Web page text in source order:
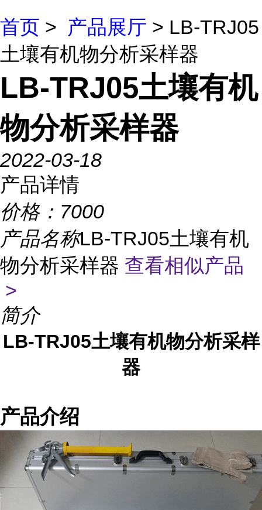
首页 > 产品展厅 > LB-TRJ05
土壤有机物分析采样器
LB-TRJ05土壤有机
物分析采样器
2022-03-18
产品详情
价格： 7000
产品名称LB-TRJ05土壤有机
物分析采样器 查看相似产品
>
简介
LB-TRJ05土壤有机物分析采样
器
产品介绍